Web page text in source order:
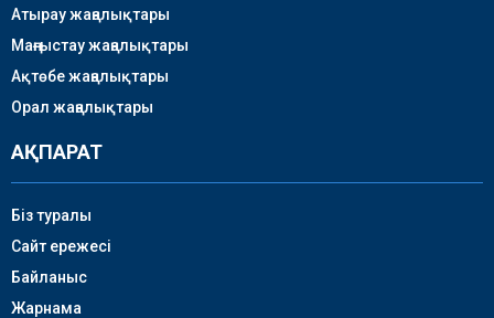
Атырау жаңалықтары
Маңғыстау жаңалықтары
Ақтөбе жаңалықтары
Орал жаңалықтары
АҚПАРАТ
Біз туралы
Сайт ережесі
Байланыс
Жарнама